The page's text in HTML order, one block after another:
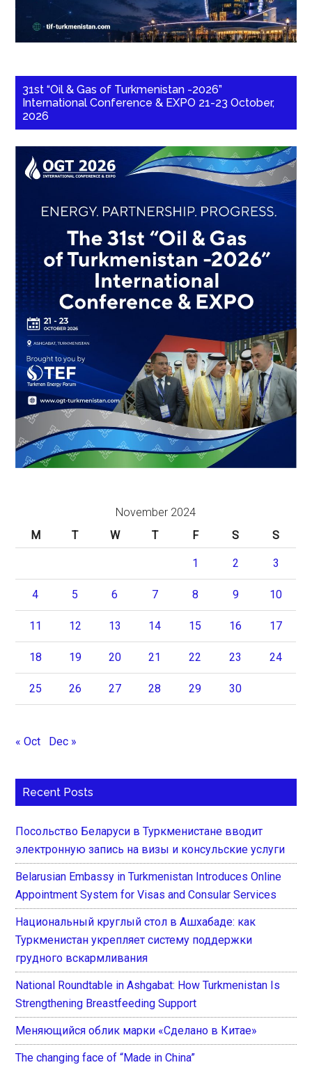
31st “Oil & Gas of Turkmenistan -2026”
International Conference & EXPO 21-23 October,
2026
November 2024
M
T W T F S S
1 2 3
4 5 6 7 8 9 10
11 12 13 14 15 16 17
18 19 20 21 22 23 24
25 26 27 28 29 30
« Oct Dec »
Recent Posts
Посольство Беларуси в Туркменистане вводит
электронную запись на визы и консульские услуги
Belarusian Embassy in Turkmenistan Introduces Online
Appointment System for Visas and Consular Services
Национальный круглый стол в Ашхабаде: как
Туркменистан укрепляет систему поддержки
грудного вскармливания
National Roundtable in Ashgabat: How Turkmenistan Is
Strengthening Breastfeeding Support
Меняющийся облик марки «Сделано в Китае»
The changing face of “Made in China”